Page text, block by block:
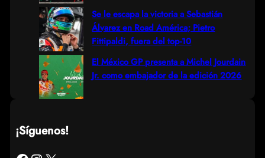
Se le escapa la victoria a Sebastián
Álvarez en Road América; Pietro
Fittipaldi, fuera del top-10
El México GP presenta a Michel Jourdain
Jr. como embajador de la edición 2026
¡Síguenos!